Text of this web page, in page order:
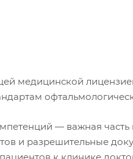
медицинской
— важная
и разрешительные